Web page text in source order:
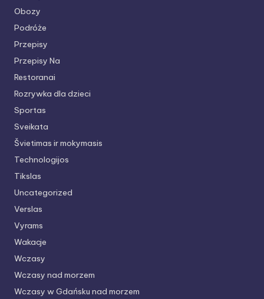
Obozy
Podróże
Przepisy
Przepisy Na
Restoranai
Rozrywka dla dzieci
Sportas
Sveikata
Švietimas ir mokymasis
Technologijos
Tikslas
Uncategorized
Verslas
Vyrams
Wakacje
Wczasy
Wczasy nad morzem
Wczasy w Gdańsku nad morzem